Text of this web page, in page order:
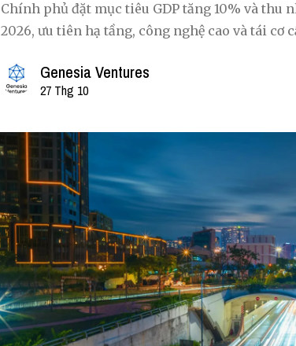
Chính phủ đặt mục tiêu GDP tăng 10% và thu
2026, ưu tiên hạ tầng, công nghệ cao và tái
Genesia Ventures
27 Thg 10